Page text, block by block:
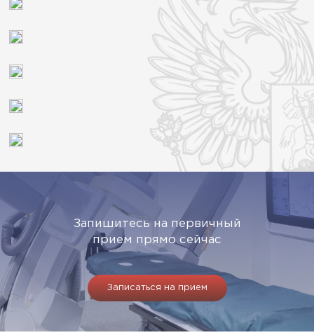
Запишитесь на первичный
прием прямо сейчас
Записаться на прием